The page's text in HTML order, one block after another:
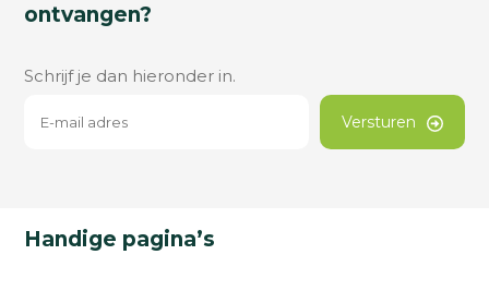
ontvangen?
Schrijf je dan hieronder in.
Versturen
Handige pagina’s